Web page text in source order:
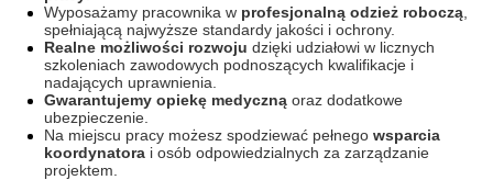
Wyposażamy pracownika w profesjonalną odzież roboczą
spełniającą najwyższe standardy jakości i ochrony.
Realne możliwości rozwoju dzięki udziałowi w licznych
szkoleniach zawodowych podnoszących kwalifikacje i
nadających uprawnienia.
Gwarantujemy opiekę medyczną oraz dodatkowe
ubezpieczenie.
Na miejscu pracy możesz spodziewać pełnego wsparcia
koordynatora i osób odpowiedzialnych za zarządzanie
projektem.